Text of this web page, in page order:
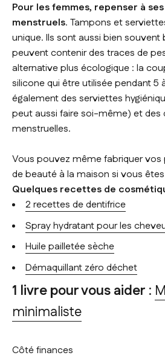
Pour les femmes, repenser à
menstruels. Tampons et
unique. Ils sont aussi bien
peuvent contenir des traces de
alternative plus écologique : la
silicone qui être utilisée pendant 5
également des serviettes
peut aussi faire soi-même) et des
menstruelles.
Vous pouvez même fabriquer vos
de beauté à la maison si vous
Quelques recettes de
2 recettes de dentifrice
Spray hydratant pour les
Huile pailletée sèche
Démaquillant zéro déchet
1 livre pour vous aider :
minimaliste
Côté finances